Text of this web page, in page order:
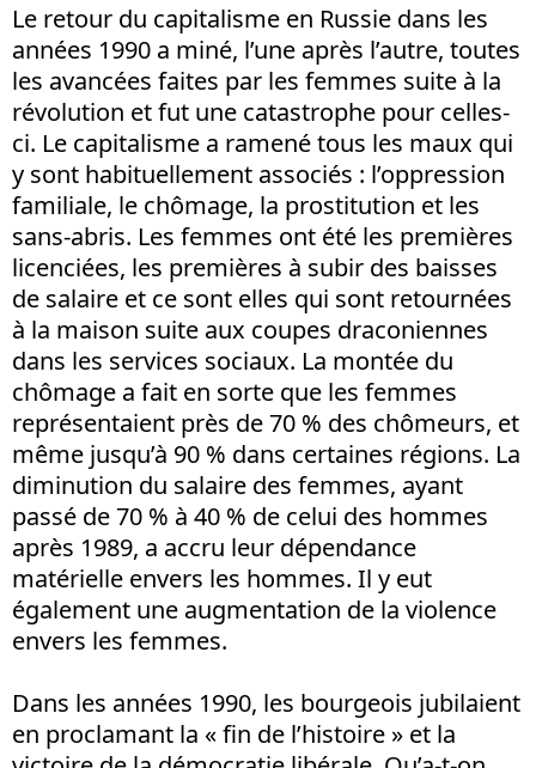
Le retour du capitalisme en Russie dans les
années 1990 a miné, l’une après l’autre, toutes
les avancées faites par les femmes suite à la
révolution et fut une catastrophe pour celles-
ci. Le capitalisme a ramené tous les maux qui
y sont habituellement associés : l’oppression
familiale, le chômage, la prostitution et les
sans-abris. Les femmes ont été les premières
licenciées, les premières à subir des baisses
de salaire et ce sont elles qui sont retournées
à la maison suite aux coupes draconiennes
dans les services sociaux. La montée du
chômage a fait en sorte que les femmes
représentaient près de 70 % des chômeurs, et
même jusqu’à 90 % dans certaines régions. La
diminution du salaire des femmes, ayant
passé de 70 % à 40 % de celui des hommes
après 1989, a accru leur dépendance
matérielle envers les hommes. Il y eut
également une augmentation de la violence
envers les femmes.
Dans les années 1990, les bourgeois jubilaient
en proclamant la « fin de l’histoire » et la